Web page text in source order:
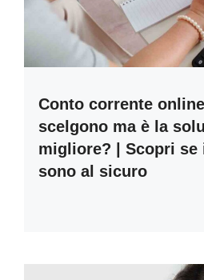
Conto corrente
scelgono ma è la
migliore? | Scopri
sono al sicuro